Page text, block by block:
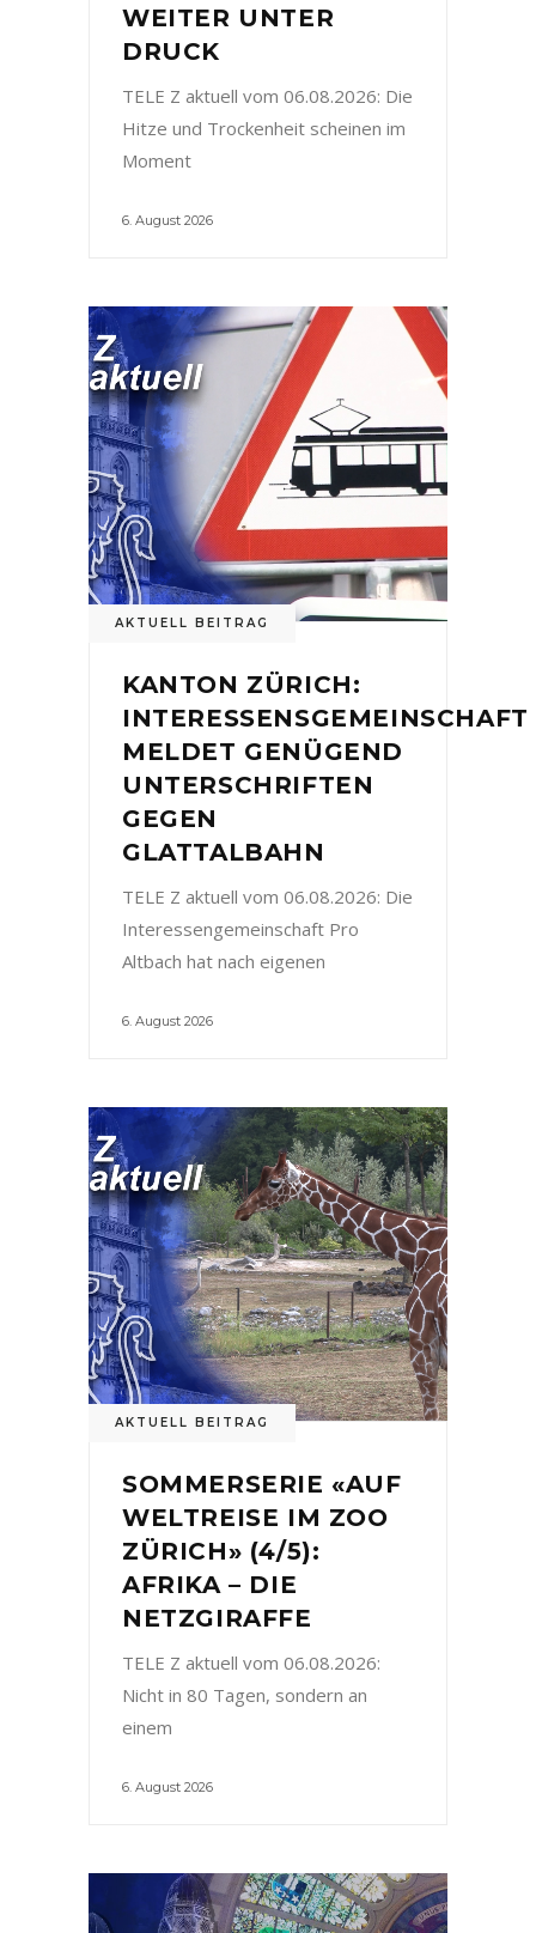
WEITER UNTER
DRUCK
TELE Z aktuell vom 06.08.2026: Die
Hitze und Trockenheit scheinen im
Moment
6. August 2026
AKTUELL BEITRAG
KANTON ZÜRICH:
INTERESSENSGEMEINSCHAFT
MELDET GENÜGEND
UNTERSCHRIFTEN
GEGEN
GLATTALBAHN
TELE Z aktuell vom 06.08.2026: Die
Interessengemeinschaft Pro
Altbach hat nach eigenen
6. August 2026
AKTUELL BEITRAG
SOMMERSERIE «AUF
WELTREISE IM ZOO
ZÜRICH» (4/5):
AFRIKA – DIE
NETZGIRAFFE
TELE Z aktuell vom 06.08.2026:
Nicht in 80 Tagen, sondern an
einem
6. August 2026